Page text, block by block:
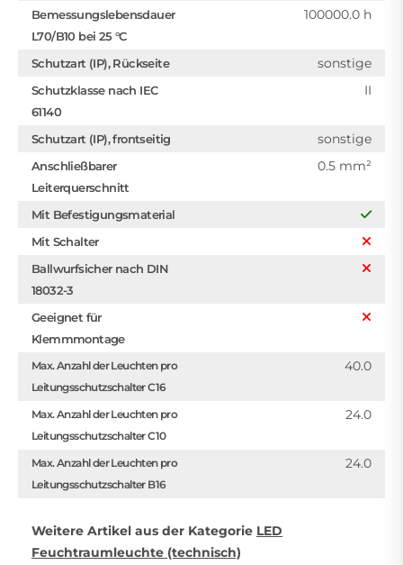
Bemessungslebensdauer
L70/B10 bei 25 °C
100000.0 h
Schutzart (IP), Rückseite sonstige
Schutzklasse nach IEC
61140
II
Schutzart (IP), frontseitig sonstige
Anschließbarer
Leiterquerschnitt
0.5 mm²
Mit Befestigungsmaterial
Mit Schalter
Ballwurfsicher nach DIN
18032-3
Geeignet für
Klemmmontage
Max. Anzahl der Leuchten pro
Leitungsschutzschalter C16
40.0
Max. Anzahl der Leuchten pro
Leitungsschutzschalter C10
24.0
Max. Anzahl der Leuchten pro
Leitungsschutzschalter B16
24.0
Weitere Artikel aus der Kategorie LED
Feuchtraumleuchte (technisch)